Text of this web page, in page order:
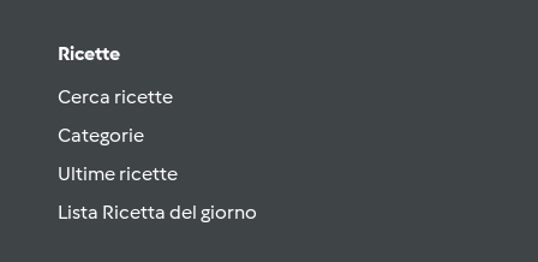
Ricette
Cerca ricette
Categorie
Ultime ricette
Lista Ricetta del giorno